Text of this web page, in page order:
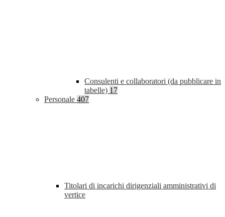
Consulenti e collaboratori (da pubblicare in
tabelle) 17
Personale 407
Titolari di incarichi dirigenziali amministrativi di
vertice